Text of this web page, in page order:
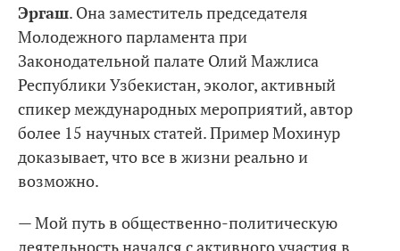
Эргаш. Она заместитель председателя
Молодежного парламента при
Законодательной палате Олий Мажлиса
Республики Узбекистан, эколог, активный
спикер международных мероприятий, автор
более 15 научных статей. Пример Мохинур
доказывает, что все в жизни реально и
возможно.
— Мой путь в общественно-политическую
деятельность начался с активного участия в